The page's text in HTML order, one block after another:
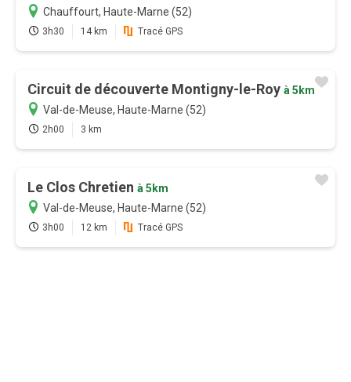
Chauffourt, Haute-Marne (52)
3h30 14 km Tracé GPS
Circuit de découverte Montigny-le-Roy à 5km
Val-de-Meuse, Haute-Marne (52)
2h00 3 km
Le Clos Chretien à 5km
Val-de-Meuse, Haute-Marne (52)
3h00 12 km Tracé GPS
Promotion
Profitez au maximum de Sentiers en France
Accès garantie sans attente aux
19000 sentiers de randonnées